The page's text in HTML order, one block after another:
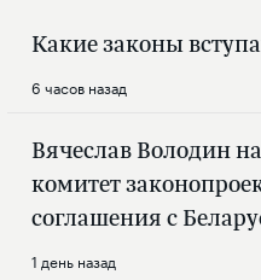
Какие законы
6 часов назад
Вячеслав Володин
комитет
соглашения с
1 день назад